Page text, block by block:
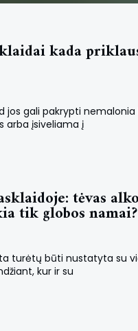
kada
gali pakrypti
arba įsiveliama į
tėvas
tik globos namai?
turėtų būti nustatyta su
kur ir su